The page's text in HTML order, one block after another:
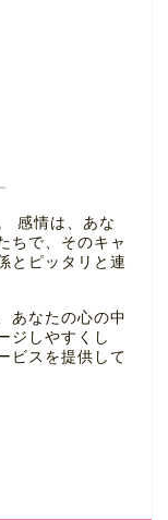
感情は、あな
ちで、そのキャ
とピッタリと連
あなたの心の中
ジしやすくし
ビスを提供して